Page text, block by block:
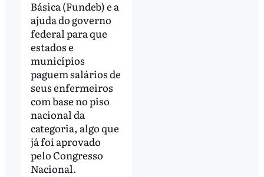
Básica (Fundeb) e a
ajuda do governo
federal para que
estados e
municípios
paguem salários de
seus enfermeiros
com base no piso
nacional da
categoria, algo que
já foi aprovado
pelo Congresso
Nacional.